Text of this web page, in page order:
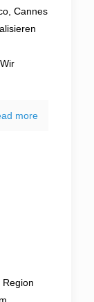
Cannes
more